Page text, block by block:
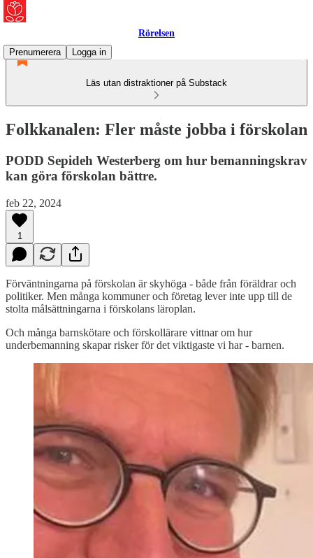
Rörelsen
Prenumerera
Logga in
Läs utan distraktioner på Substack
Folkkanalen: Fler måste jobba i förskolan
PODD Sepideh Westerberg om hur bemanningskrav
kan göra förskolan bättre.
feb 22, 2024
1
Förväntningarna på förskolan är skyhöga - både från föräldrar och
politiker. Men många kommuner och företag lever inte upp till de
stolta målsättningarna i förskolans läroplan.
Och många barnskötare och förskollärare vittnar om hur
underbemanning skapar risker för det viktigaste vi har - barnen.